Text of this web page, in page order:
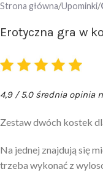
Strona główna Upominki
Erotyczna gra w
4,9 / 5.0 średnia opinia
Zestaw dwóch kostek
Na jednej znajdują się
trzeba wykonać z